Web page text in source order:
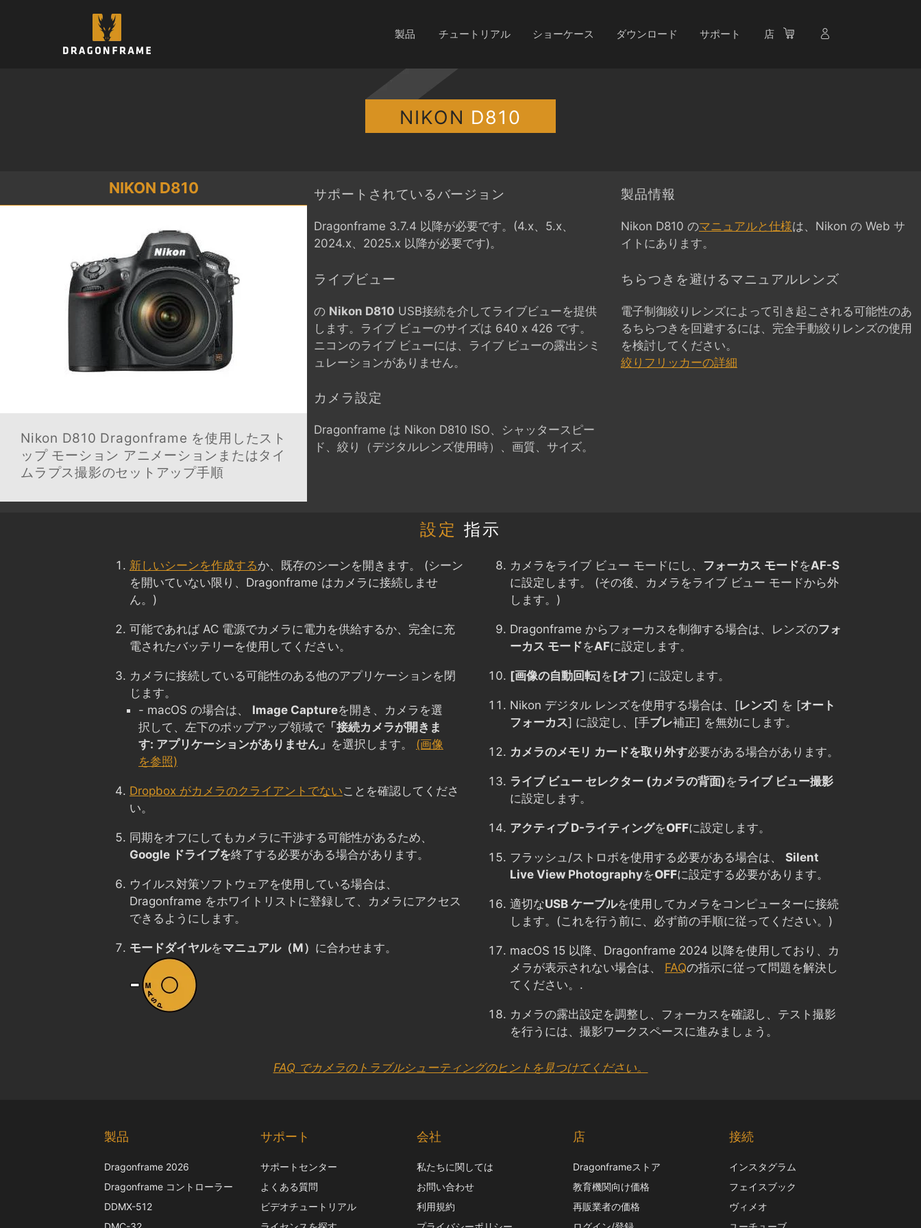
製品 チュートリアル ショーケース ダウンロード サポート 店
NIKON D810
NIKON D810
Nikon D810 Dragonframe を使用したスト
ップ モーション アニメーションまたはタイ
ムラプス撮影のセットアップ手順
サポートされているバージョン
Dragonframe 3.7.4 以降が必要です。(4.x、5.x、
2024.x、2025.x 以降が必要です)。
ライブビュー
の Nikon D810 USB接続を介してライブビューを提供
します。ライブ ビューのサイズは 640 x 426 です。
ニコンのライブ ビューには、ライブ ビューの露出シミ
ュレーションがありません。
カメラ設定
Dragonframe は Nikon D810 ISO、シャッタースピー
ド、絞り（デジタルレンズ使用時）、画質、サイズ。
製品情報
Nikon D810 のマニュアルと仕様は、Nikon の Web サ
イトにあります。
ちらつきを避けるマニュアルレンズ
電子制御絞りレンズによって引き起こされる可能性のあ
るちらつきを回避するには、完全手動絞りレンズの使用
を検討してください。
絞りフリッカーの詳細
設定 指示
新しいシーンを作成するか、既存のシーンを開きます。 (シーン
を開いていない限り、Dragonframe はカメラに接続しませ
ん。)
可能であれば AC 電源でカメラに電力を供給するか、完全に充
電されたバッテリーを使用してください。
カメラに接続している可能性のある他のアプリケーションを閉
じます。
- macOS の場合は、 Image Captureを開き、カメラを選
択して、左下のポップアップ領域で 「接続カメラが開きま
す: アプリケーションがありません」 を選択します。 (画像
を参照)
Dropbox がカメラのクライアントでないことを確認してくださ
い。
同期をオフにしてもカメラに干渉する可能性があるため、
Google ドライブを終了する必要がある場合があります。
ウイルス対策ソフトウェアを使用している場合は、
Dragonframe をホワイトリストに登録して、カメラにアクセス
できるようにします。
モードダイヤルをマニュアル（M） に合わせます。
カメラをライブ ビュー モードにし、 フォーカス モードをAF-S
に設定します。 (その後、カメラをライブ ビュー モードから外
します。)
Dragonframe からフォーカスを制御する場合は、レンズのフォ
ーカス モードをAFに設定します。
[画像の自動回転] を[オフ] に設定します。
Nikon デジタル レンズを使用する場合は、[レンズ] を [オート
フォーカス] に設定し、[手ブレ補正] を無効にします。
カメラのメモリ カードを取り外す必要がある場合があります。
ライブ ビュー セレクター (カメラの背面)をライブ ビュー撮影
に設定します。
アクティブ D-ライティングをOFFに設定します。
フラッシュ/ストロボを使用する必要がある場合は、 Silent
Live View PhotographyをOFFに設定する必要があります。
適切なUSB ケーブルを使用してカメラをコンピューターに接続
します。(これを行う前に、必ず前の手順に従ってください。)
macOS 15 以降、Dragonframe 2024 以降を使用しており、カ
メラが表示されない場合は、 FAQの指示に従って問題を解決し
てください。.
カメラの露出設定を調整し、フォーカスを確認し、テスト撮影
を行うには、撮影ワークスペースに進みましょう。
FAQ でカメラのトラブルシューティングのヒントを見つけてください。
製品
Dragonframe 2026
Dragonframe コントローラー
DDMX-512
サポート
サポートセンター
よくある質問
ビデオチュートリアル
会社
私たちに関しては
お問い合わせ
利用規約
店
Dragonframeストア
教育機関向け価格
再販業者の価格
接続
インスタグラム
フェイスブック
ヴィメオ
Spanish
French